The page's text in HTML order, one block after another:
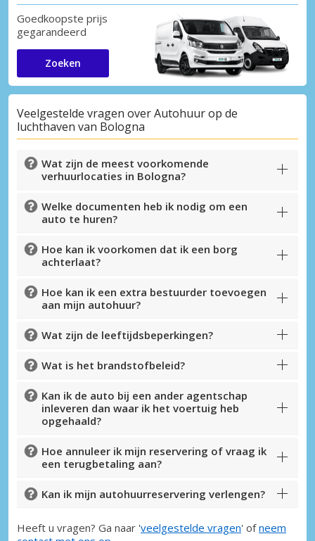
Goedkoopste prijs
gegarandeerd
Zoeken
Veelgestelde vragen over Autohuur op de
luchthaven van Bologna
Wat zijn de meest voorkomende
verhuurlocaties in Bologna?
Welke documenten heb ik nodig om een
auto te huren?
Hoe kan ik voorkomen dat ik een borg
achterlaat?
Hoe kan ik een extra bestuurder toevoegen
aan mijn autohuur?
Wat zijn de leeftijdsbeperkingen?
Wat is het brandstofbeleid?
Kan ik de auto bij een ander agentschap
inleveren dan waar ik het voertuig heb
opgehaald?
Hoe annuleer ik mijn reservering of vraag ik
een terugbetaling aan?
Kan ik mijn autohuurreservering verlengen?
Heeft u vragen? Ga naar 'veelgestelde vragen' ofneem